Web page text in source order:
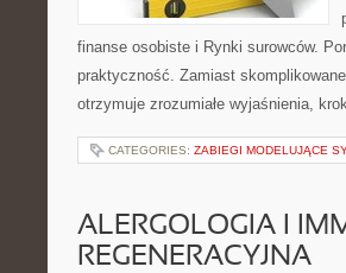
finanse osobiste i Rynki surowców.
praktyczność. Zamiast
otrzymuje zrozumiałe wyjaśnienia,
CATEGORIES: ZABIEGI MODELUJĄCE
ALERGOLOGIA I
REGENERACYJNA